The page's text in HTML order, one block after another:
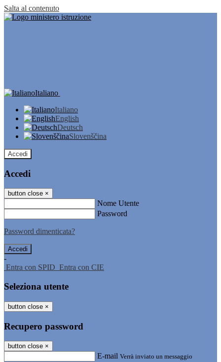
Salta al contenuto
Italiano
Italiano
English
Deutsch
Slovenščina
Accedi
Accedi
button close ×
Nome Utente
Password
Password dimenticata?
-
Entra con SPID Entra con CIE
Seleziona utente
button close ×
Recupero password
button close ×
E-mail Verrà inviato un messaggio